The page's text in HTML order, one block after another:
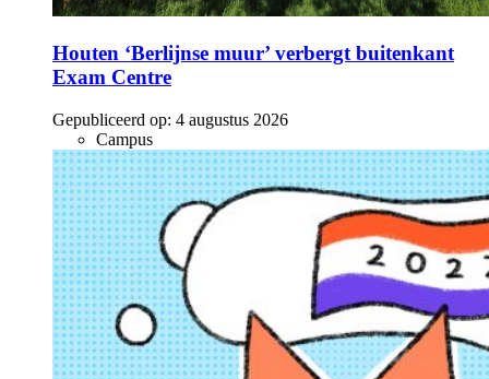
Houten ‘Berlijnse muur’ verbergt buitenkant
Exam Centre
Gepubliceerd op: 4 augustus 2026
Campus